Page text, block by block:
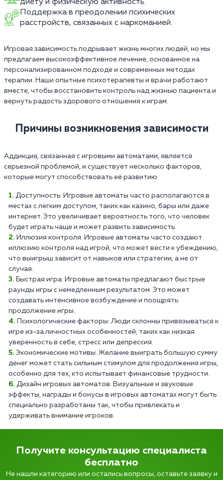
Поддержка в преодолении психических
расстройств, связанных с наркоманией.
Игровая зависимость подрывает жизнь многих людей, но мы
предлагаем высокоэффективное лечение, основанное на
персонализированном подходе и современных методах
терапии. Наши опытные психотерапевты и врачи работают
вместе, чтобы восстановить контроль над жизнью пациента и
вернуть радость здорового отношения к играм.
Причины возникновения зависимости
Аддикция, связанная с игровыми автоматами, является
серьезной проблемой, и существует несколько факторов,
которые могут способствовать её развитию
Доступность: Игровые автоматы часто располагаются в
местах с легким доступом, таких как казино, бары или даже
интернет. Это увеличивает вероятность того, что человек
будет играть чаще и может развить зависимость.
Иллюзия контроля: Игровые автоматы часто создают
иллюзию контроля над игрой, что может вести к убеждению,
что выигрыш зависит от навыков или стратегии, а не от
случая.
Быстрая игра: Игровые автоматы предлагают быстрые
раунды игры с немедленным результатом. Это может
создавать интенсивное возбуждение и поощрять
продолжение игры.
Психологические факторы: Люди склонны привязываться к
игре из-за личностных особенностей, таких как низкая
уверенность в себе, стресс или депрессия.
Экономические мотивы: Желание выиграть большую сумму
денег может стать сильным стимулом для продолжения игры,
особенно для тех, кто испытывает финансовые трудности.
Дизайн игровых автоматов: Визуальные и звуковые
эффекты, награды и бонусы в игровых автоматах могут быть
специально разработаны так, чтобы привлекать и
удерживать внимание игроков.
Получите консультацию специалиста
бесплатно
Не нашли категорию или остались вопросы, оставьте заявку и